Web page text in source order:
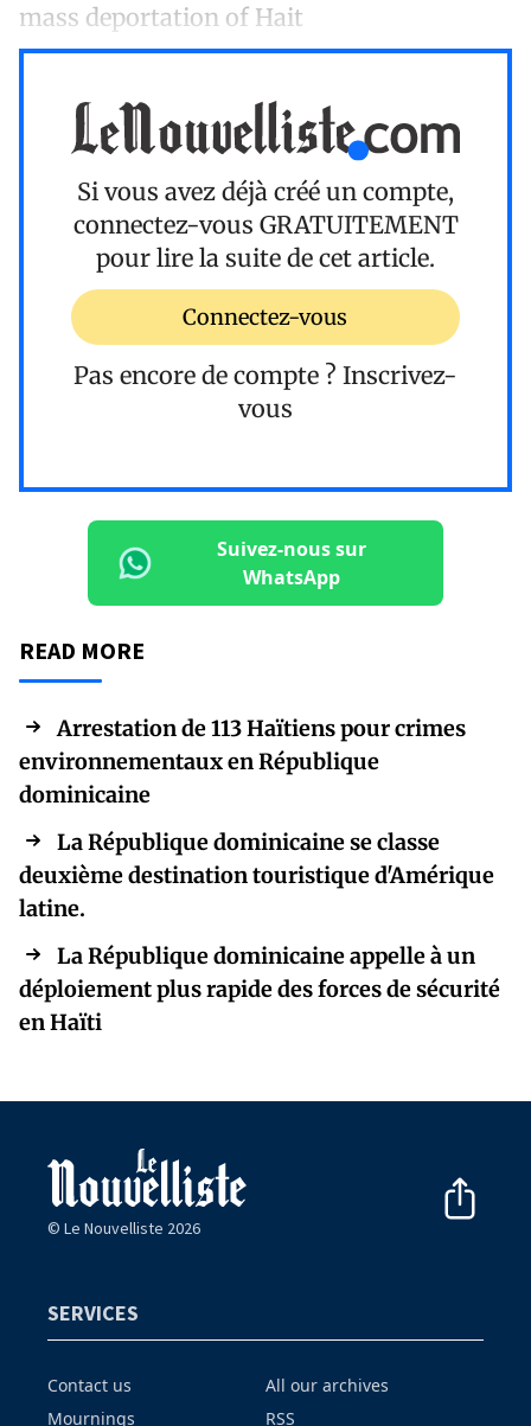
mass deportation of Hait
Si vous avez déjà créé un compte,
connectez-vous GRATUITEMENT
pour lire la suite de cet article.
Connectez-vous
Pas encore de compte ? Inscrivez-
vous
Suivez-nous sur
WhatsApp
READ MORE
Arrestation de 113 Haïtiens pour crimes
environnementaux en République
dominicaine
La République dominicaine se classe
deuxième destination touristique d'Amérique
latine.
La République dominicaine appelle à un
déploiement plus rapide des forces de sécurité
en Haïti
© Le Nouvelliste 2026
SERVICES
Contact us
Mournings
All our archives
RSS